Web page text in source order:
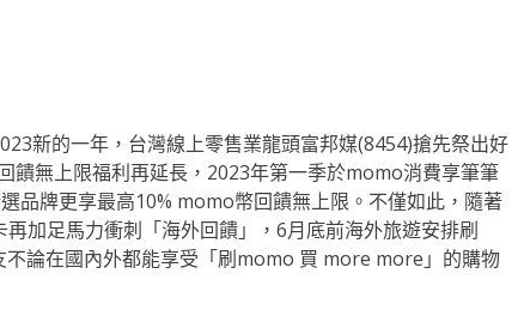
新的一年，台灣線上零售業龍頭富邦媒(8454)搶先祭出好
饋無上限福利再延長，2023年第一季於momo消費享筆筆
品牌更享最高10% momo幣回饋無上限。不僅如此，隨著
加足馬力衝刺「海外回饋」，6月底前海外旅遊安排刷
論在國內外都能享受「刷momo 買 more more」的購物